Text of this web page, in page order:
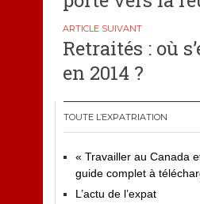
l’article
Retraités : où
en 2014 ?
TOUTE L’EXPATRIATION
« Travailler au Canada
guide complet à
L’actu de l’expat